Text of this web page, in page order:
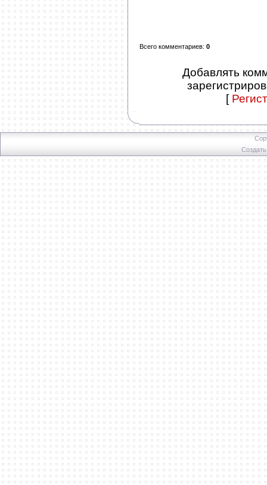
Всего комментариев: 0
Добавлять
[